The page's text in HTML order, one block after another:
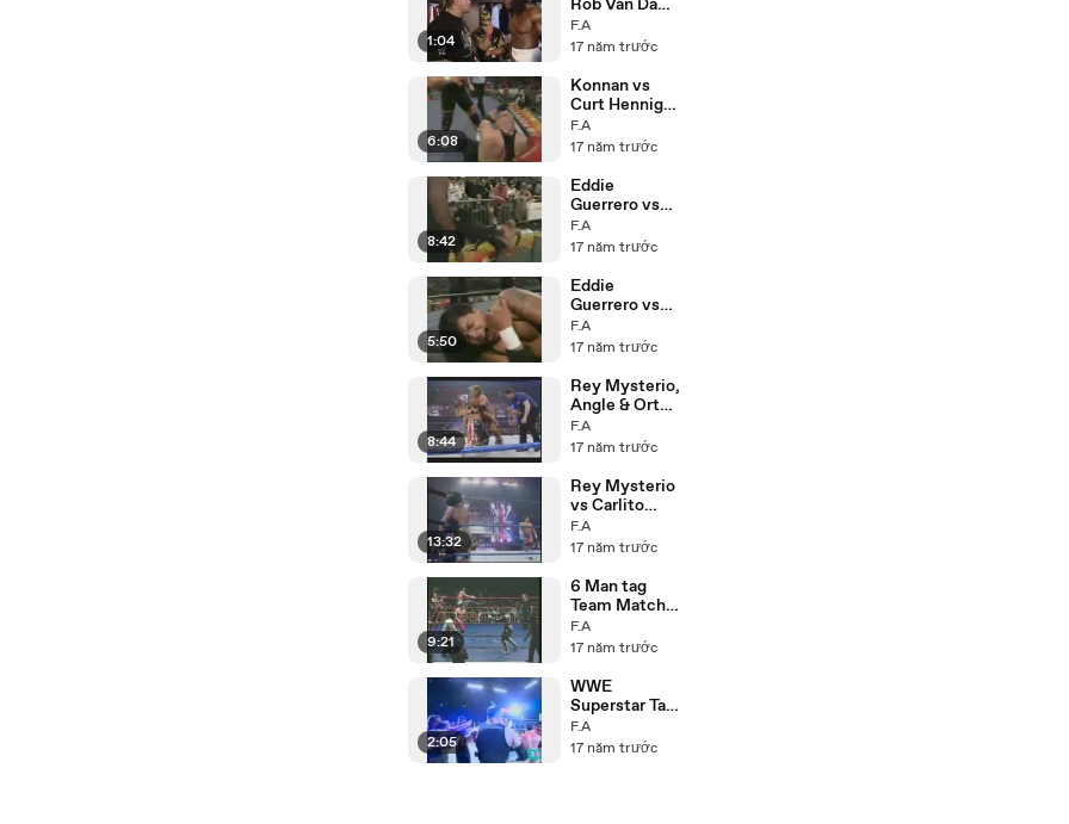
1:04
Rob Van Dam
& Booker T
Backstage
F.A
17 năm trước
6:08
Konnan vs
Curt Hennig
3.8.98
F.A
17 năm trước
8:42
Eddie
Guerrero vs
Konnan
20.7.98
F.A
17 năm trước
5:50
Eddie
Guerrero vs
Juventud
13.8.98
F.A
17 năm trước
8:44
Rey Mysterio,
Angle & Orton
vs MNM &
Mark Henry
F.A
17 năm trước
13:32
Rey Mysterio
vs Carlito
14.10.04
F.A
17 năm trước
9:21
6 Man tag
Team Match
P1
F.A
17 năm trước
2:05
WWE
Superstar Talk
About WWE
Smackdown
F.A
17 năm trước